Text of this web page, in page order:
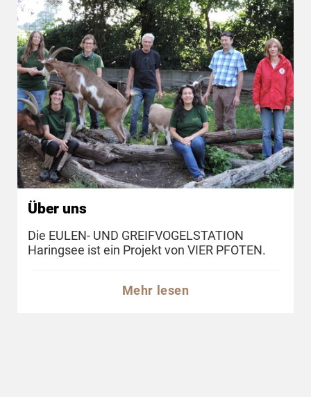
Über uns
Die EULEN- UND GREIFVOGELSTATION
Haringsee ist ein Projekt von VIER PFOTEN.
Mehr lesen